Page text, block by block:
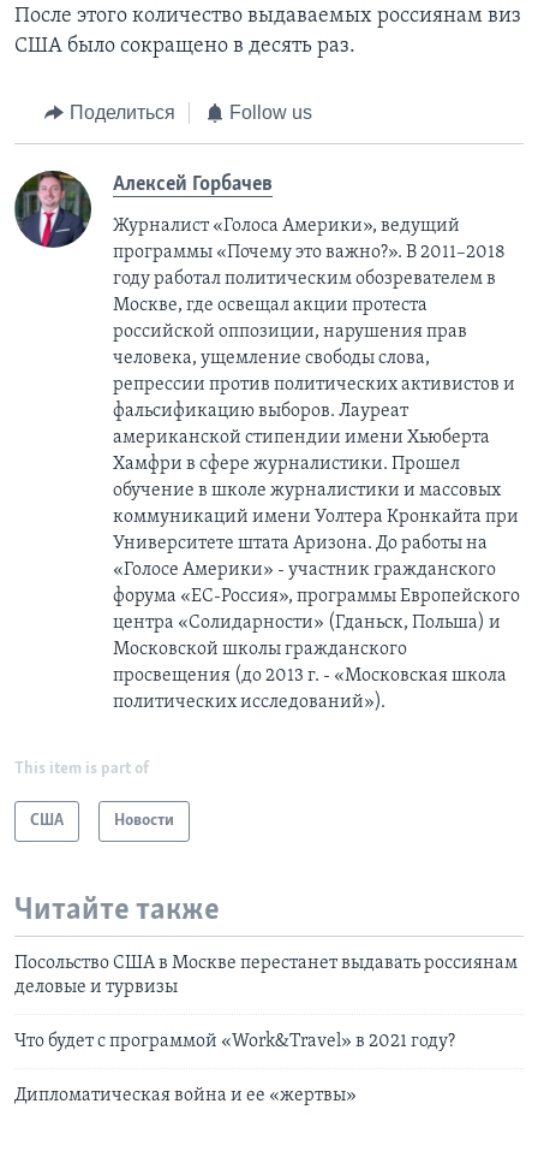
После этого количество выдаваемых россиянам виз
США было сокращено в десять раз.
Поделиться Follow us
Алексей Горбачев
Журналист «Голоса Америки», ведущий
программы «Почему это важно?». В 2011–2018
году работал политическим обозревателем в
Москве, где освещал акции протеста
российской оппозиции, нарушения прав
человека, ущемление свободы слова,
репрессии против политических активистов и
фальсификацию выборов. Лауреат
американской стипендии имени Хьюберта
Хамфри в сфере журналистики. Прошел
обучение в школе журналистики и массовых
коммуникаций имени Уолтера Кронкайта при
Университете штата Аризона. До работы на
«Голосе Америки» - участник гражданского
форума «ЕС-Россия», программы Европейского
центра «Солидарности» (Гданьск, Польша) и
Московской школы гражданского
просвещения (до 2013 г. - «Московская школа
политических исследований»).
This item is part of
США Новости
Читайте также
Посольство США в Москве перестанет выдавать россиянам
деловые и турвизы
Что будет с программой «Work&Travel» в 2021 году?
Дипломатическая война и ее «жертвы»